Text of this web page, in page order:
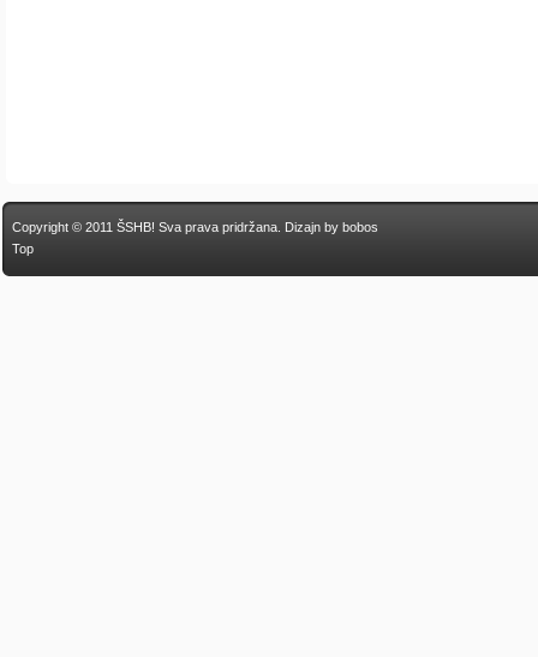
Copyright © 2011 ŠSHB! Sva prava pridržana. Dizajn by bobos
Top